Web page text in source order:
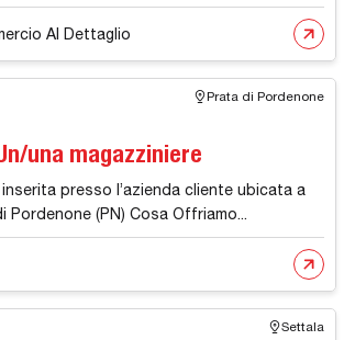
Al Dettaglio
Prata di Pordenone
una magazziniere
presso l’azienda cliente ubicata a
Pordenone (PN) Cosa Offriamo...
Settala